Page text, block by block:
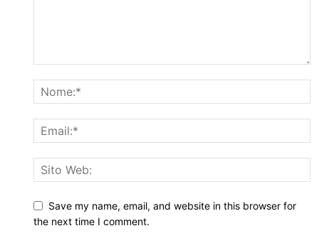
Save my name, email, and website in this browser for
the next time I comment.